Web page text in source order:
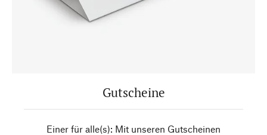
Gutscheine
Einer für alle(s): Mit unseren Gutscheinen